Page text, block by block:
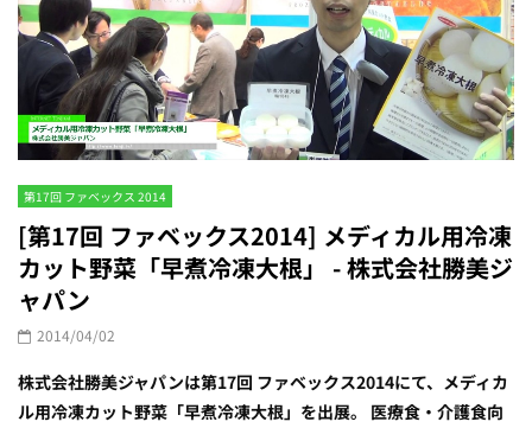
第17回 ファベックス 2014
[第17回 ファベックス2014] メディカル用冷凍
カット野菜「早煮冷凍大根」 - 株式会社勝美ジ
ャパン
2014/04/02
株式会社勝美ジャパンは第17回 ファベックス2014にて、メディカ
ル用冷凍カット野菜「早煮冷凍大根」を出展。 医療食・介護食向